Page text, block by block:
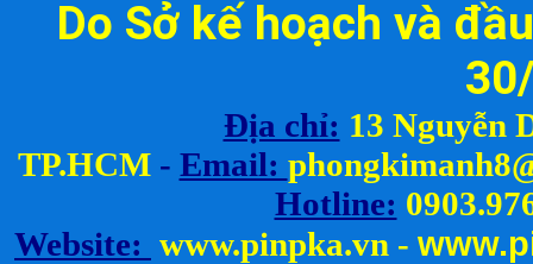
Do Sở kế hoạch và
Địa chỉ: 13 Nguyễn
TP.HCM - Email: ph
Hotline:
Website: www.pinpka.vn - www.